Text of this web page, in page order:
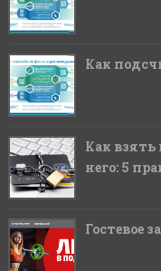
Как
Как взять
него: 5
Гостевое